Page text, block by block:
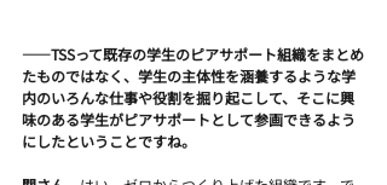
――TSSって既存の学生のピアサポート組織をまとめ
たものではなく、学生の主体性を涵養するような学
内のいろんな仕事や役割を掘り起こして、そこに興
味のある学生がピアサポートとして参画できるよう
にしたということですね。